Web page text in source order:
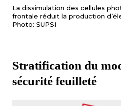
La dissimulation des cellules
frontale réduit la production
Photo: SUPSI
Stratification du
sécurité feuilleté